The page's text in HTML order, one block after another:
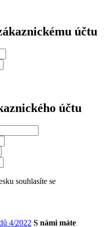
účtu
účtu
souhlasíte se
S námi máte